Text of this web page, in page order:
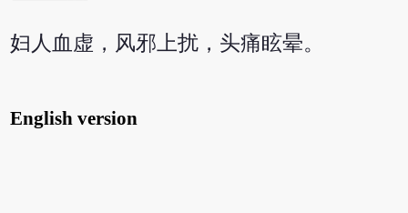
妇人血虚，风邪上扰，头痛眩晕。
English version